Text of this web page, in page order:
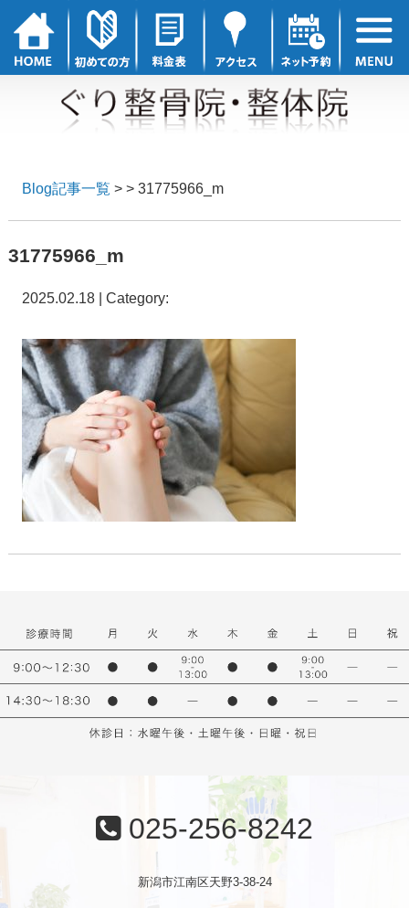
Blog記事一覧 > > 31775966_m
31775966_m
2025.02.18 | Category:
025-256-8242
新潟市江南区天野3-38-24